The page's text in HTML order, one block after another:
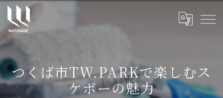
つくば市TW.PARKで楽しむス
ケボーの魅力